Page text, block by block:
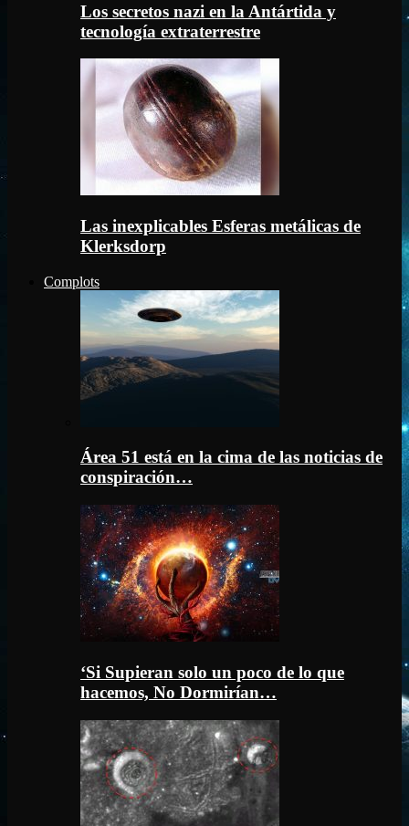
Los secretos nazi en la Antártida y
tecnología extraterrestre
Las inexplicables Esferas metálicas de
Klerksdorp
Complots
Área 51 está en la cima de las noticias de
conspiración…
‘Si Supieran solo un poco de lo que
hacemos, No Dormirían…